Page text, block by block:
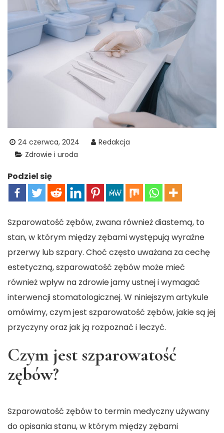
24 czerwca, 2024
Redakcja
Zdrowie i uroda
Podziel się
Szparowatość zębów, zwana również diastemą, to
stan, w którym między zębami występują wyraźne
przerwy lub szpary. Choć często uważana za cechę
estetyczną, szparowatość zębów może mieć
również wpływ na zdrowie jamy ustnej i wymagać
interwencji stomatologicznej. W niniejszym artykule
omówimy, czym jest szparowatość zębów, jakie są jej
przyczyny oraz jak ją rozpoznać i leczyć.
Czym jest szparowatość
zębów?
Szparowatość zębów to termin medyczny używany
do opisania stanu, w którym między zębami